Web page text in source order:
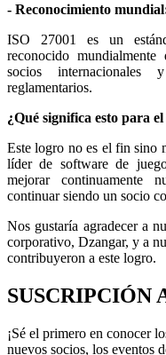
- Reconocimiento
ISO 27001 es un
reconocido
socios
reglamentarios.
¿Qué significa esto para
Este logro no es el fin sino
líder de software de
mejorar continuamente
continuar siendo un socio
Nos gustaría agradecer a
corporativo, Dzangar, y a
contribuyeron a este logro.
SUSCRIPCIÓN
¡Sé el primero en conocer
nuevos socios, los eventos